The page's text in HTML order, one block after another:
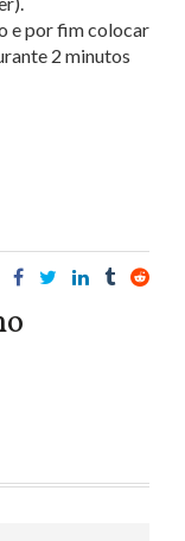
e por fim colocar
2 minutos